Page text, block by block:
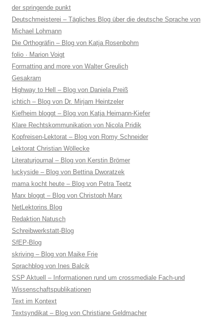
der springende punkt
Deutschmeisterei – Tägliches Blog über die deutsche Sprache von
Michael Lohmann
Die Orthogräfin – Blog von Katja Rosenbohm
folio · Marion Voigt
Formatting and more von Walter Greulich
Gesakram
Highway to Hell – Blog von Daniela Preiß
ichtich – Blog von Dr. Mirjam Heintzeler
Kiefheim bloggt – Blog von Katja Heimann-Kiefer
Klare Rechtskommunikation von Nicola Pridik
Kopfreisen-Lektorat – Blog von Romy Schneider
Lektorat Christian Wöllecke
Literaturjournal – Blog von Kerstin Brömer
luckyside – Blog von Bettina Dworatzek
mama kocht heute – Blog von Petra Teetz
Marx bloggt – Blog von Christoph Marx
NetLektorins Blog
Redaktion Natusch
Schreibwerkstatt-Blog
SfEP-Blog
skriving – Blog von Maike Frie
Sprachblog von Ines Balcik
SSP Aktuell – Informationen rund um crossmediale Fach-und
Wissenschaftspublikationen
Text im Kontext
Textsyndikat – Blog von Christiane Geldmacher